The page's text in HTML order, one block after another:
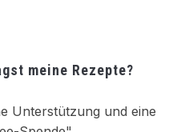
meine Rezepte?
Unterstützung und eine